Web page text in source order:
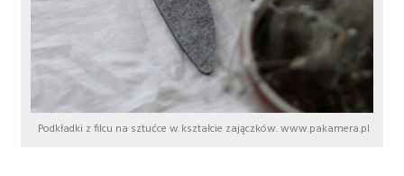
Podkładki z filcu na sztućce w kształcie zajączków. www.pakamera.pl